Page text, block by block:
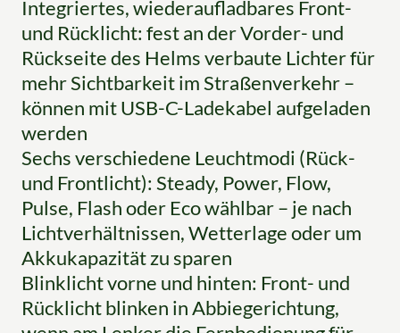
Integriertes, wiederaufladbares Front-
und Rücklicht: fest an der Vorder- und
Rückseite des Helms verbaute Lichter für
mehr Sichtbarkeit im Straßenverkehr –
können mit USB-C-Ladekabel aufgeladen
werden
Sechs verschiedene Leuchtmodi (Rück-
und Frontlicht): Steady, Power, Flow,
Pulse, Flash oder Eco wählbar – je nach
Lichtverhältnissen, Wetterlage oder um
Akkukapazität zu sparen
Blinklicht vorne und hinten: Front- und
Rücklicht blinken in Abbiegerichtung,